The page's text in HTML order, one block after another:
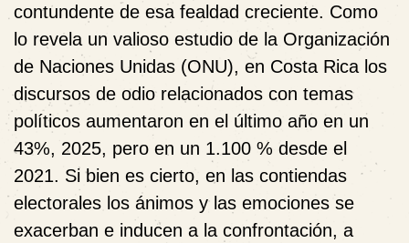
contundente de esa fealdad creciente. Como
lo revela un valioso estudio de la Organización
de Naciones Unidas (ONU), en Costa Rica los
discursos de odio relacionados con temas
políticos aumentaron en el último año en un
43%, 2025, pero en un 1.100 % desde el
2021. Si bien es cierto, en las contiendas
electorales los ánimos y las emociones se
exacerban e inducen a la confrontación, a